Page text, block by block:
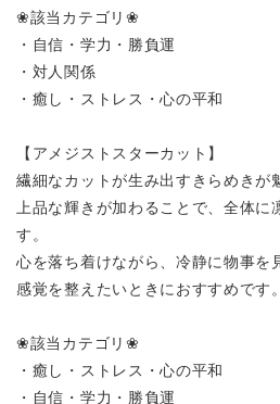
❀該当カテゴリ❀
・自信・学力・勝負運
・対人関係
・癒し・ストレス・心の平和
【アメジストスターカット】
繊細なカットが生み出すきらめきが
上品な輝きが加わることで、全体に
す。
心を落ち着けながら、冷静に物事を
感覚を整えたいときにおすすめです。
❀該当カテゴリ❀
・癒し・ストレス・心の平和
・自信・学力・勝負運